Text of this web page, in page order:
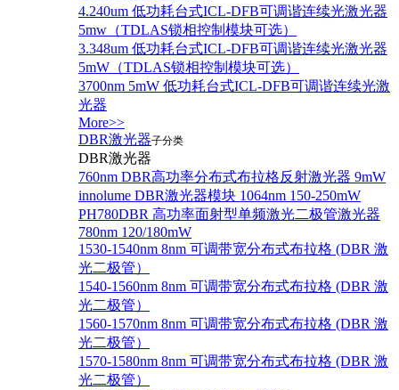
4.240um 低功耗台式ICL-DFB可调谐连续光激光器
5mw（TDLAS锁相控制模块可选）
3.348um 低功耗台式ICL-DFB可调谐连续光激光器
5mW（TDLAS锁相控制模块可选）
3700nm 5mW 低功耗台式ICL-DFB可调谐连续光激
光器
More>>
DBR激光器子分类
DBR激光器
760nm DBR高功率分布式布拉格反射激光器 9mW
innolume DBR激光器模块 1064nm 150-250mW
PH780DBR 高功率面射型单频激光二极管激光器
780nm 120/180mW
1530-1540nm 8nm 可调带宽分布式布拉格 (DBR 激
光二极管）
1540-1560nm 8nm 可调带宽分布式布拉格 (DBR 激
光二极管）
1560-1570nm 8nm 可调带宽分布式布拉格 (DBR 激
光二极管）
1570-1580nm 8nm 可调带宽分布式布拉格 (DBR 激
光二极管）